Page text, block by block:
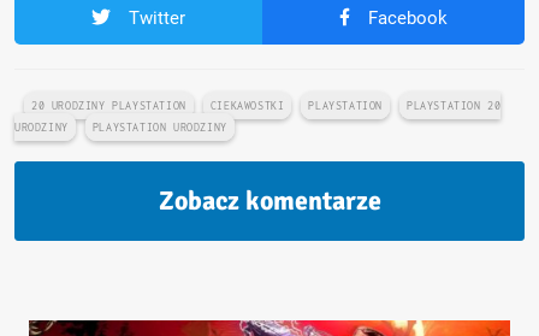
Twitter Facebook
20 URODZINY PLAYSTATION CIEKAWOSTKI PLAYSTATION
PLAYSTATION 20
URODZINY
PLAYSTATION URODZINY
Zobacz komentarze